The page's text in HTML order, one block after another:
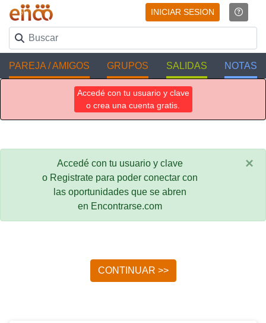
INICIAR SESION
PAREJA / AMIGOS GRUPOS SALIDAS NOTAS
Accedé con tu usuario y clave
o crea una cuenta gratis.
Accedé con tu usuario y clave
o Registrate para poder conectar con
las oportunidades que se abren
en Encontrarse.com
×
CONTINUAR >>